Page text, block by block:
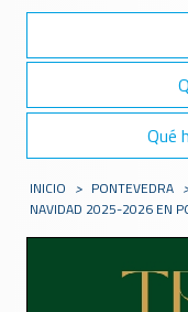
Qué
INICIO > PONTEVEDRA
NAVIDAD 2025-2026 EN